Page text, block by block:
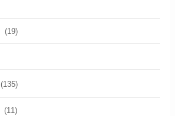
(19)
(135)
(11)